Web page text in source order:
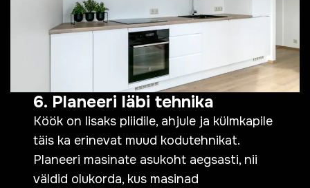
6. Planeeri läbi tehnika
Köök on lisaks pliidile, ahjule ja külmkapile
täis ka erinevat muud kodutehnikat.
Planeeri masinate asukoht aegsasti, nii
väldid olukorda, kus masinad